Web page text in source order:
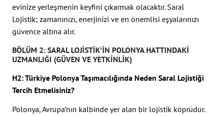
evinize yerleşmenin keyfini çıkarmak olacaktır. Saral
Lojistik; zamanınızı, enerjinizi ve en önemlisi eşyalarınızı
güvence altına alır.
BÖLÜM 2: SARAL LOJISTIK’IN POLONYA HATTINDAKI
UZMANLIĞI (GÜVEN VE YETKINLIK)
H2: Türkiye Polonya Taşımacılığında Neden Saral Lojistiği
Tercih Etmelisiniz?
Polonya, Avrupa’nın kalbinde yer alan bir lojistik köprüdür.